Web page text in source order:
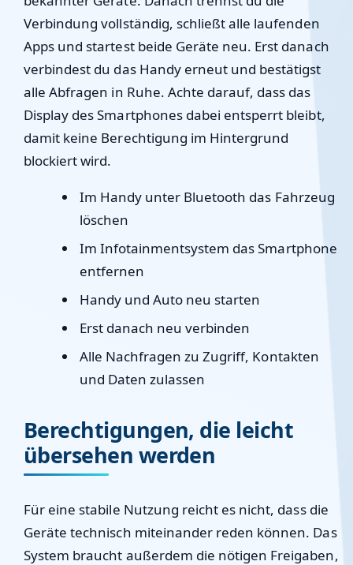
Verbindung vollständig, schließt alle laufenden
Apps und startest beide Geräte neu. Erst danach
verbindest du das Handy erneut und bestätigst
alle Abfragen in Ruhe. Achte darauf, dass das
Display des Smartphones dabei entsperrt bleibt,
damit keine Berechtigung im Hintergrund
blockiert wird.
Im Handy unter Bluetooth das Fahrzeug
löschen
Im Infotainmentsystem das Smartphone
entfernen
Handy und Auto neu starten
Erst danach neu verbinden
Alle Nachfragen zu Zugriff, Kontakten
und Daten zulassen
Berechtigungen, die leicht
übersehen werden
Für eine stabile Nutzung reicht es nicht, dass die
Geräte technisch miteinander reden können. Das
System braucht außerdem die nötigen Freigaben,